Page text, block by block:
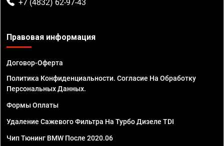
+7 (4832) 62-97-43
Правовая информация
Договор-Оферта
Политика Конфиденциальности. Согласие На Обработку
Персональных Данных.
Формы Оплаты
Удаление Сажевого Фильтра На Турбо Дизеле TDI
Чип Тюнинг BMW После 2020.06